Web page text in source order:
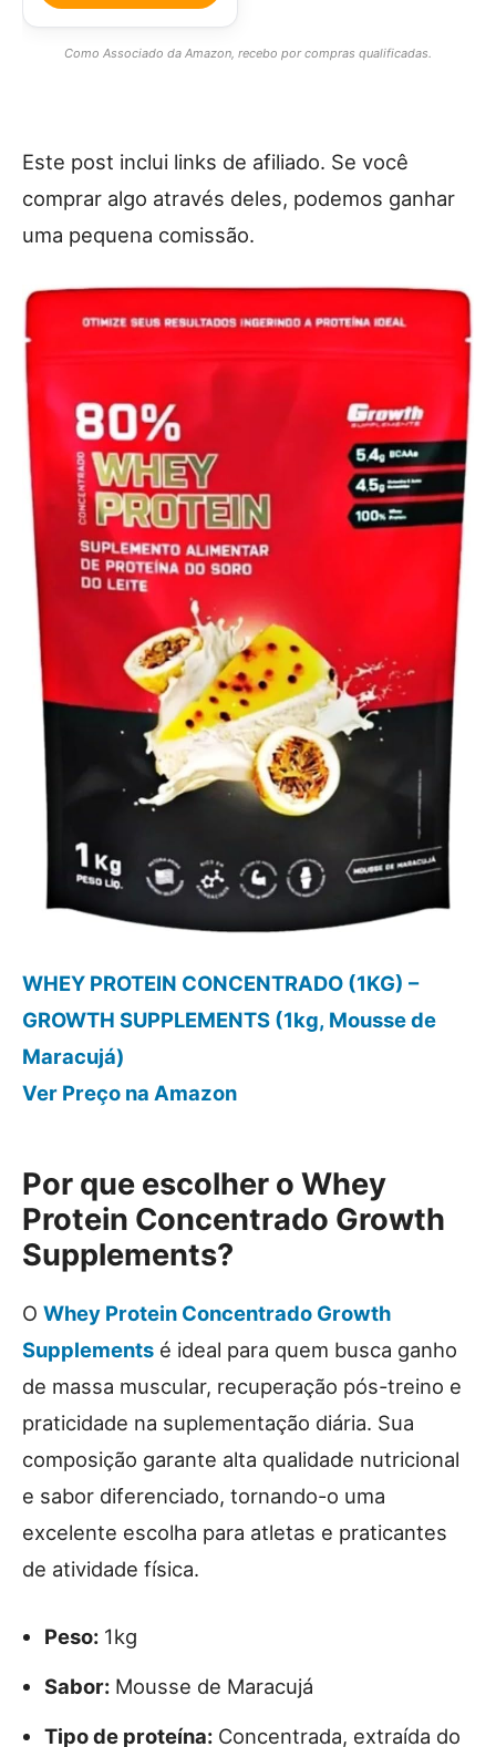
Como Associado da Amazon, recebo por compras qualificadas.
Este post inclui links de afiliado. Se você
comprar algo através deles, podemos ganhar
uma pequena comissão.
WHEY PROTEIN CONCENTRADO (1KG) –
GROWTH SUPPLEMENTS (1kg, Mousse de
Maracujá)
Ver Preço na Amazon
Por que escolher o Whey
Protein Concentrado Growth
Supplements?
O Whey Protein Concentrado Growth
Supplements é ideal para quem busca ganho
de massa muscular, recuperação pós-treino e
praticidade na suplementação diária. Sua
composição garante alta qualidade nutricional
e sabor diferenciado, tornando-o uma
excelente escolha para atletas e praticantes
de atividade física.
Peso: 1kg
Sabor: Mousse de Maracujá
Tipo de proteína: Concentrada, extraída do